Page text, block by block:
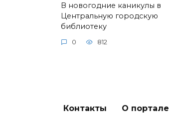
В новогодние каникулы в
Центральную городскую
библиотеку
0 812
Контакты О портале